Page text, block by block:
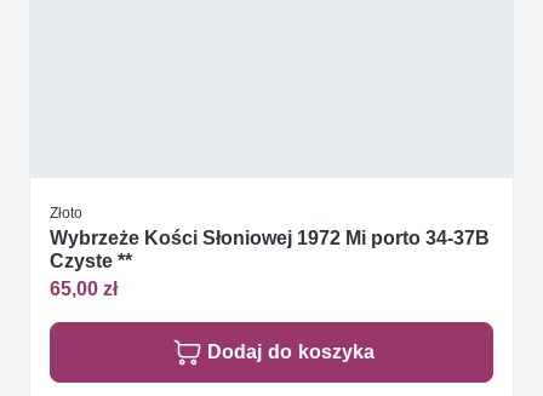
Złoto
Wybrzeże Kości Słoniowej 1972 Mi porto 34-37B
Czyste **
65,00 zł
Dodaj do koszyka